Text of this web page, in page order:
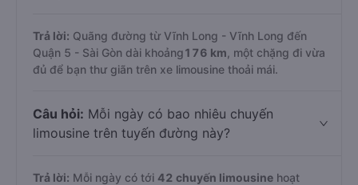
Trả lời: Quãng đường từ Vĩnh Long - Vĩnh Long đến
Quận 5 - Sài Gòn dài khoảng176 km , một chặng đi vừa
đủ để bạn thư giãn trên xe limousine thoải mái.
Câu hỏi: Mỗi ngày có bao nhiêu chuyến
limousine trên tuyến đường này?
Trả lời: Mỗi ngày có tới 42 chuyến limousine hoạt